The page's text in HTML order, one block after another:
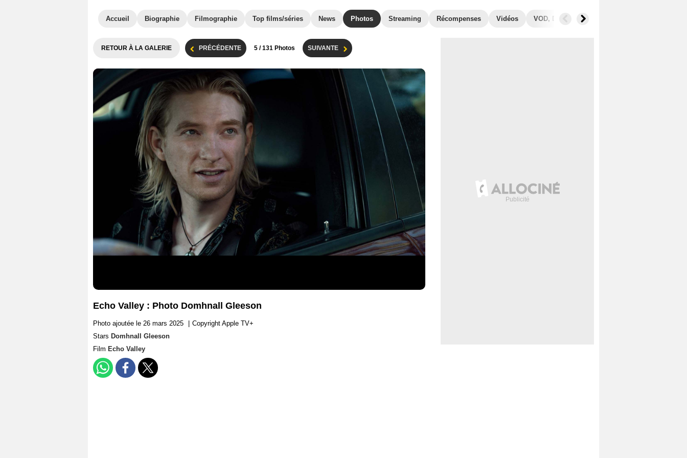
Accueil Biographie Filmographie Top films/séries News Photos Streaming Récompenses Vidéos VOD, DVD
RETOUR À LA GALERIE PRÉCÉDENTE 5 / 131 Photos SUIVANTE
Echo Valley : Photo Domhnall Gleeson
Photo ajoutée le 26 mars 2025
Copyright Apple TV+
Stars Domhnall Gleeson
Film Echo Valley